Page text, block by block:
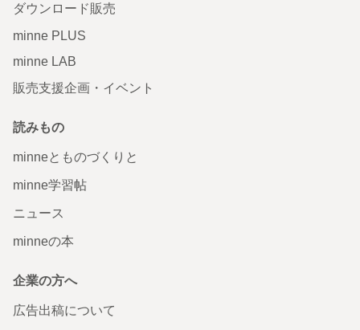
ダウンロード販売
minne PLUS
minne LAB
販売支援企画・イベント
読みもの
minneとものづくりと
minne学習帖
ニュース
minneの本
企業の方へ
広告出稿について